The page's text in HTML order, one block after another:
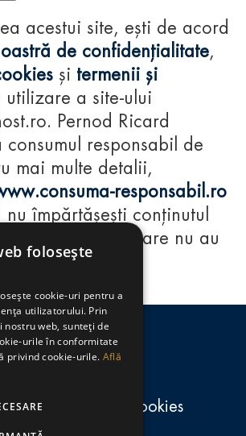
și cookies
acestui site, ești de acord
de confidențialitate,
și termenii și
utilizare a site-ului
Pernod Ricard
consumul responsabil de
mai multe detalii,
responsabil.ro
nu împărtășești conținutul
cu persoane care nu au
de 18 ani.
folosește
cookie-uri pentru a
utilizatorului. Prin
nostru web, sunteți de
urile în conformitate
privind cookie-urile. Află